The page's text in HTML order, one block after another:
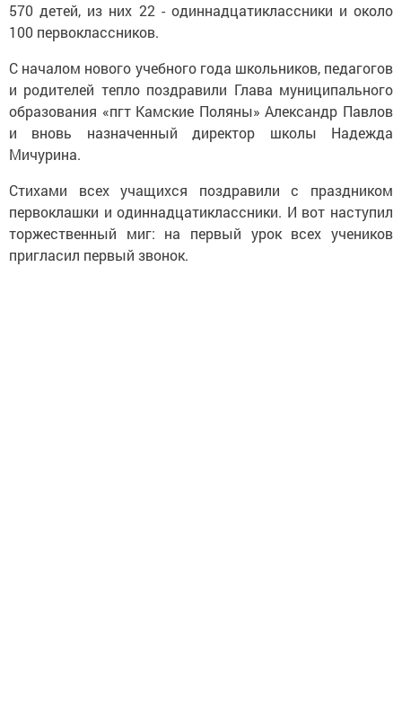
570 детей, из них 22 - одиннадцатиклассники и около
100 первоклассников.
С началом нового учебного года школьников, педагогов
и родителей тепло поздравили Глава муниципального
образования «пгт Камские Поляны» Александр Павлов
и вновь назначенный директор школы Надежда
Мичурина.
Стихами всех учащихся поздравили с праздником
первоклашки и одиннадцатиклассники. И вот наступил
торжественный миг: на первый урок всех учеников
пригласил первый звонок.